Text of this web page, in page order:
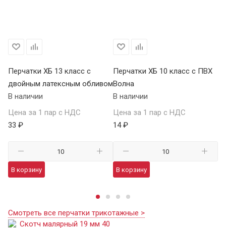
Перчатки ХБ 13 класс с
двойным латексным обливом
В наличии
Цена за 1 пар с НДС
33 ₽
В корзину
Перчатки ХБ 10 класс с ПВХ
Волна
В наличии
Цена за 1 пар с НДС
14 ₽
В корзину
Смотреть все перчатки трикотажные >